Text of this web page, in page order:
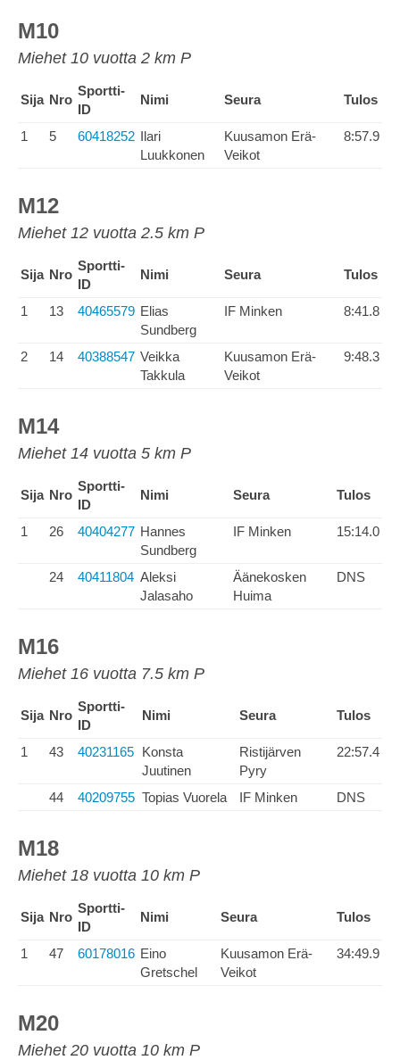
M10
Miehet 10 vuotta 2 km P
Sija Nro
Sportti-
ID
Nimi Seura Tulos
1 5 60418252 Ilari
Luukkonen
Kuusamon Erä-
Veikot
8:57.9
M12
Miehet 12 vuotta 2.5 km P
Sija Nro
Sportti-
ID
Nimi Seura Tulos
1 13 40465579 Elias
Sundberg
IF Minken 8:41.8
2 14 40388547 Veikka
Takkula
Kuusamon Erä-
Veikot
9:48.3
M14
Miehet 14 vuotta 5 km P
Sija Nro
Sportti-
ID
Nimi Seura Tulos
1 26 40404277 Hannes
Sundberg
IF Minken 15:14.0
24 40411804 Aleksi
Jalasaho
Äänekosken
Huima
DNS
M16
Miehet 16 vuotta 7.5 km P
Sija Nro
Sportti-
ID
Nimi Seura Tulos
1 43 40231165 Konsta
Juutinen
Ristijärven
Pyry
22:57.4
44 40209755 Topias Vuorela IF Minken DNS
M18
Miehet 18 vuotta 10 km P
Sija Nro
Sportti-
ID
Nimi Seura Tulos
1 47 60178016 Eino
Gretschel
Kuusamon Erä-
Veikot
34:49.9
M20
Miehet 20 vuotta 10 km P